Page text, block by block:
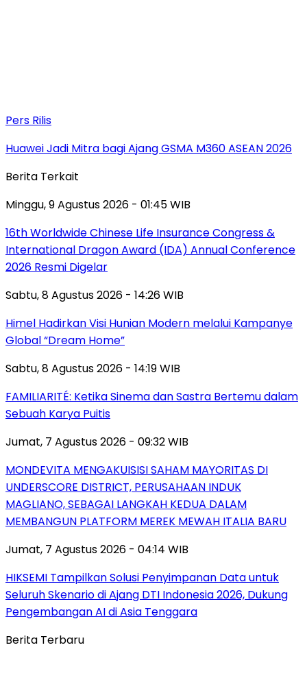
Pers Rilis
Huawei Jadi Mitra bagi Ajang GSMA M360 ASEAN 2026
Berita Terkait
Minggu, 9 Agustus 2026 - 01:45 WIB
16th Worldwide Chinese Life Insurance Congress &
International Dragon Award (IDA) Annual Conference
2026 Resmi Digelar
Sabtu, 8 Agustus 2026 - 14:26 WIB
Himel Hadirkan Visi Hunian Modern melalui Kampanye
Global “Dream Home”
Sabtu, 8 Agustus 2026 - 14:19 WIB
FAMILIARITÉ: Ketika Sinema dan Sastra Bertemu dalam
Sebuah Karya Puitis
Jumat, 7 Agustus 2026 - 09:32 WIB
MONDEVITA MENGAKUISISI SAHAM MAYORITAS DI
UNDERSCORE DISTRICT, PERUSAHAAN INDUK
MAGLIANO, SEBAGAI LANGKAH KEDUA DALAM
MEMBANGUN PLATFORM MEREK MEWAH ITALIA BARU
Jumat, 7 Agustus 2026 - 04:14 WIB
HIKSEMI Tampilkan Solusi Penyimpanan Data untuk
Seluruh Skenario di Ajang DTI Indonesia 2026, Dukung
Pengembangan AI di Asia Tenggara
Berita Terbaru